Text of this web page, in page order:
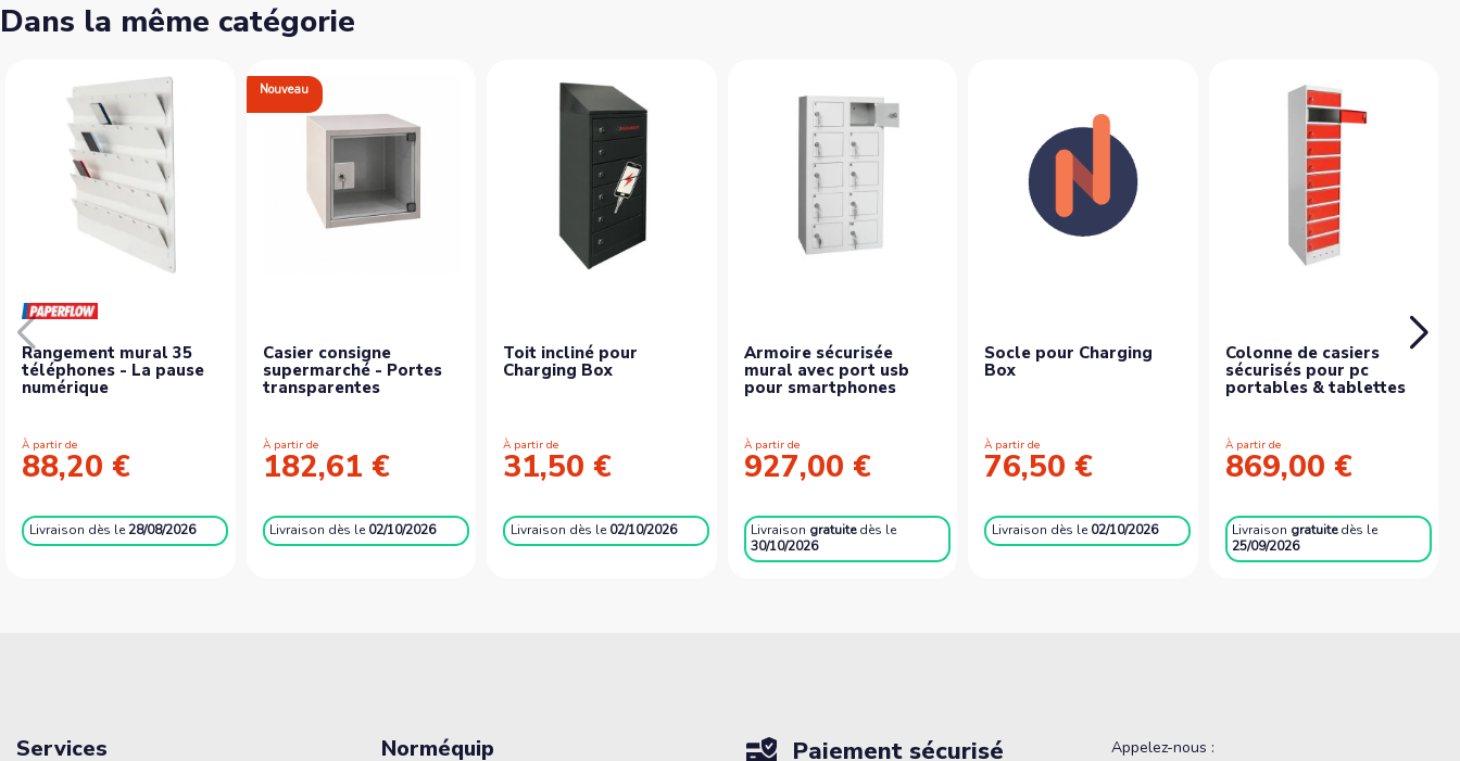
Dans la même catégorie
Rangement mural 35
téléphones - La pause
numérique
À partir de
88,20 €
Livraison dès le28/08/2026
Casier consigne
supermarché - Portes
transparentes
À partir de
182,61 €
Livraison dès le 02/10/2026
Nouveau
Toit incliné pour
Charging Box
À partir de
31,50 €
Livraison dès le 02/10/2026
Armoire sécurisée
mural avec port usb
pour smartphones
À partir de
927,00 €
Livraison gratuite dès le
30/10/2026
Socle pour Charging
Box
À partir de
76,50 €
Livraison dès le 02/10/2026
Colonne de casiers
sécurisés pour pc
portables & tablettes
À partir de
869,00 €
Livraison gratuite dès le
25/09/2026
Services Norméquip Paiement sécurisé Appelez-nous :